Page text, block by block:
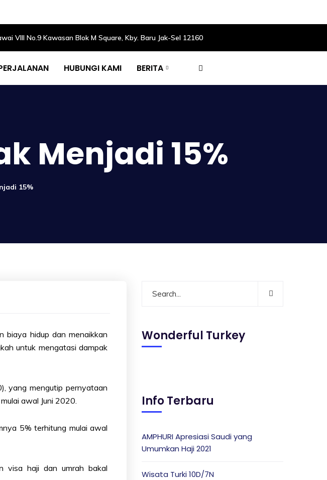
VIII No.9 Kawasan Blok M Square, Kby. Baru Jak-Sel 12160
HUBUNGI KAMI BERITA
Menjadi 15%
15%
biaya hidup dan menaikkan
untuk mengatasi dampak
yang mengutip pernyataan
awal Juni 2020.
5% terhitung mulai awal
visa haji dan umrah bakal
Wonderful Turkey
Info Terbaru
AMPHURI Apresiasi Saudi yang
Umumkan Haji 2021
Wisata Turki 10D/7N